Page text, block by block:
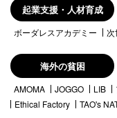
起業支援・人材育成
ボーダレスアカデミー
海外の貧困
AMOMA JOGGO LIB
Ethical Factory
TAO's